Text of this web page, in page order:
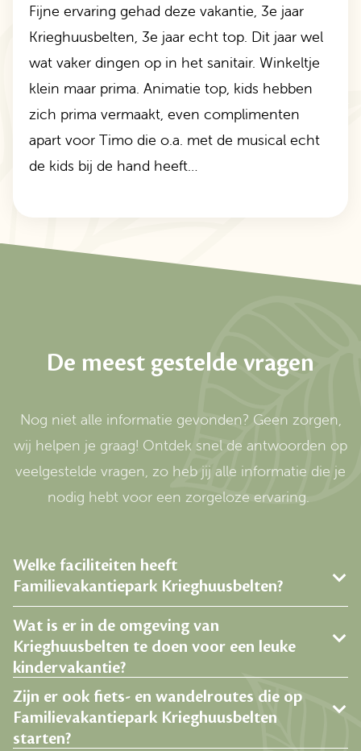
Fijne ervaring gehad deze vakantie, 3e jaar
Krieghuusbelten, 3e jaar echt top. Dit jaar wel
wat vaker dingen op in het sanitair. Winkeltje
klein maar prima. Animatie top, kids hebben
zich prima vermaakt, even complimenten
apart voor Timo die o.a. met de musical echt
de kids bij de hand heeft…
De meest gestelde vragen
Nog niet alle informatie gevonden? Geen zorgen,
wij helpen je graag! Ontdek snel de antwoorden op
veelgestelde vragen, zo heb jij alle informatie die je
nodig hebt voor een zorgeloze ervaring.
Welke faciliteiten heeft
Familievakantiepark Krieghuusbelten?
Wat is er in de omgeving van
Krieghuusbelten te doen voor een leuke
kindervakantie?
Zijn er ook fiets- en wandelroutes die op
Familievakantiepark Krieghuusbelten
starten?